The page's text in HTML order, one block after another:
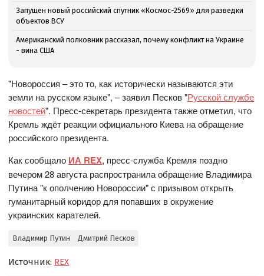
Запущен новый российский спутник «Космос-2569» для разведки
объектов ВСУ
Американский полковник рассказал, почему конфликт на Украине
- вина США
"Новороссия – это то, как исторически называются эти
земли на русском языке", – заявил Песков "Русской службе
новостей". Пресс-секретарь президента также отметил, что
Кремль ждёт реакции официального Киева на обращение
российского президента.
Как сообщало ИА REX, пресс-служба Кремля поздно
вечером 28 августа распространила обращение Владимира
Путина "к ополчению Новороссии" с призывом открыть
гуманитарный коридор для попавших в окружение
украинских карателей.
Владимир Путин Дмитрий Песков
Источник: REX